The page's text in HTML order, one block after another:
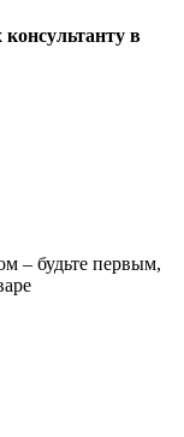
в
– будьте первым,